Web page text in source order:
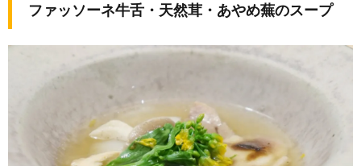
ファッソーネ牛舌・天然茸・あやめ蕪のスープ